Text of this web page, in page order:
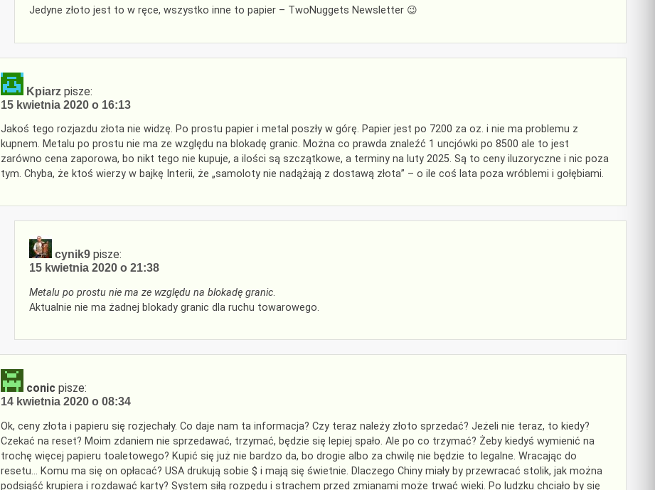
Jedyne złoto jest to w ręce, wszystko inne to papier – TwoNuggets Newsletter 😉
Kpiarz pisze:
15 kwietnia 2020 o 16:13
Jakoś tego rozjazdu złota nie widzę. Po prostu papier i metal poszły w górę. Papier jest po 7200 za oz. i nie ma problemu z
kupnem. Metalu po prostu nie ma ze względu na blokadę granic. Można co prawda znaleźć 1 uncjówki po 8500 ale to jest
zarówno cena zaporowa, bo nikt tego nie kupuje, a ilości są szczątkowe, a terminy na luty 2025. Są to ceny iluzoryczne i nic poza
tym. Chyba, że ktoś wierzy w bajkę Interii, że „samoloty nie nadążają z dostawą złota” – o ile coś lata poza wróblemi i gołębiami.
cynik9 pisze:
15 kwietnia 2020 o 21:38
Metalu po prostu nie ma ze względu na blokadę granic.
Aktualnie nie ma żadnej blokady granic dla ruchu towarowego.
conic pisze:
14 kwietnia 2020 o 08:34
Ok, ceny złota i papieru się rozjechały. Co daje nam ta informacja? Czy teraz należy złoto sprzedać? Jeżeli nie teraz, to kiedy?
Czekać na reset? Moim zdaniem nie sprzedawać, trzymać, będzie się lepiej spało. Ale po co trzymać? Żeby kiedyś wymienić na
trochę więcej papieru toaletowego? Kupić się już nie bardzo da, bo drogie albo za chwilę nie będzie to legalne. Wracając do
resetu… Komu ma się on opłacać? USA drukują sobie $ i mają się świetnie. Dlaczego Chiny miały by przewracać stolik, jak można
podsiąść krupiera i rozdawać karty? System siłą rozpędu i strachem przed zmianami może trwać wieki. Po ludzku chciało by się